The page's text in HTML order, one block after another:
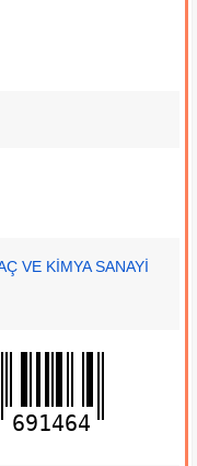
VE KİMYA SANAYİ
691464